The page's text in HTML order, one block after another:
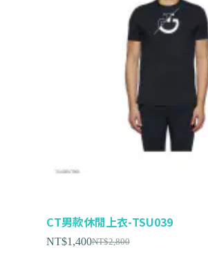
CT男款休閒上衣-TSU039
NT$2,800
NT$1,400